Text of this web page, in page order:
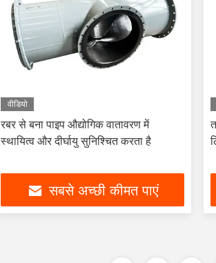
वीडियो
रबर से बना पाइप औद्योगिक वातावरण में
स्थायित्व और दीर्घायु सुनिश्चित करता है
सबसे अच्छी कीमत पाएं